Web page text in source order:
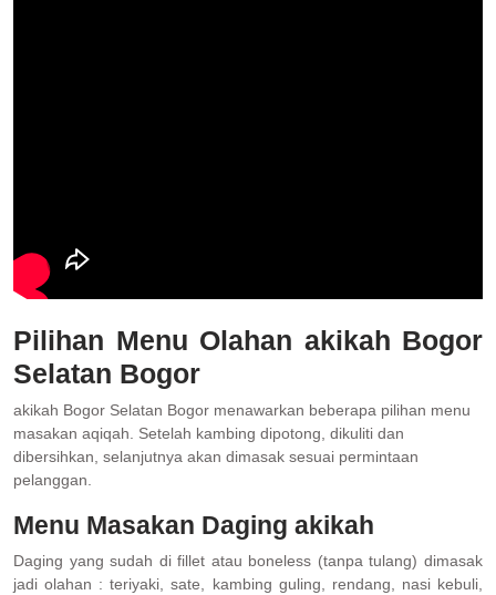
Pilihan Menu Olahan akikah Bogor
Selatan Bogor
akikah Bogor Selatan Bogor menawarkan beberapa pilihan menu
masakan aqiqah. Setelah kambing dipotong, dikuliti dan
dibersihkan, selanjutnya akan dimasak sesuai permintaan
pelanggan.
Menu Masakan Daging akikah
Daging yang sudah di fillet atau boneless (tanpa tulang) dimasak
jadi olahan : teriyaki, sate, kambing guling, rendang, nasi kebuli,